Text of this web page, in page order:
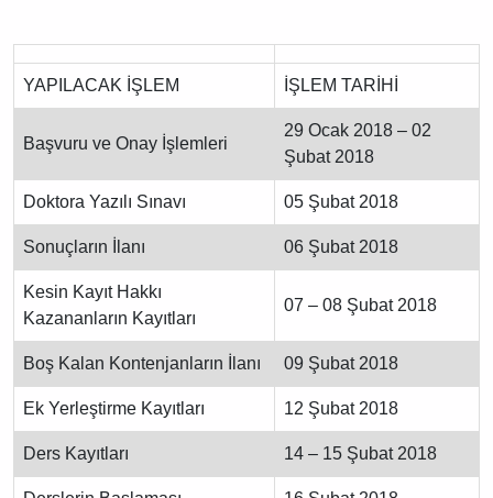
YAPILACAK İŞLEM İŞLEM TARİHİ
Başvuru ve Onay İşlemleri
29 Ocak 2018 – 02
Şubat 2018
Doktora Yazılı Sınavı 05 Şubat 2018
Sonuçların İlanı 06 Şubat 2018
Kesin Kayıt Hakkı
Kazananların Kayıtları
07 – 08 Şubat 2018
Boş Kalan Kontenjanların İlanı 09 Şubat 2018
Ek Yerleştirme Kayıtları 12 Şubat 2018
Ders Kayıtları 14 – 15 Şubat 2018